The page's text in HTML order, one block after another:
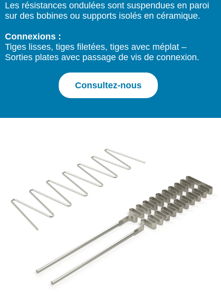
Les résistances ondulées sont suspendues en paroi
sur des bobines ou supports isolés en céramique.
Connexions :
Tiges lisses, tiges filetées, tiges avec méplat –
Sorties plates avec passage de vis de connexion.
Consultez-nous